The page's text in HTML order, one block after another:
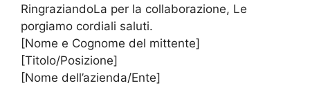
RingraziandoLa per la collaborazione, Le
porgiamo cordiali saluti.
[Nome e Cognome del mittente]
[Titolo/Posizione]
[Nome dell’azienda/Ente]